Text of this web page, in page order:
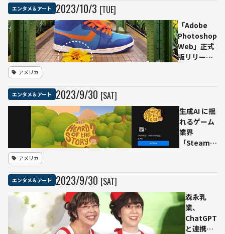
工知
能」
フィ
景透
過」
を追
エンタメ＆アート 2023/10/3 [TUE]
「Adobe
Photoshop
Web」正式
版リリース
アメリカ
エンタメ＆アート 2023/9/30 [SAT]
生成AI に揺
れるゲーム
業界
「Steam：
れば？」
アメリカ
エンタメ＆アート 2023/9/30 [SAT]
森永乳
業、
ChatGPT
と連携